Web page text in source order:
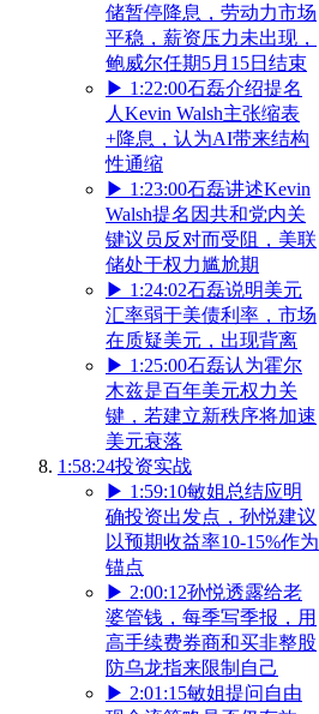
储暂停降息，劳动力市场
平稳，薪资压力未出现，
鲍威尔任期5月15日结束
▶ 1:22:00石磊介绍提名
人Kevin Walsh主张缩表
+降息，认为AI带来结构
性通缩
▶ 1:23:00石磊讲述Kevin
Walsh提名因共和党内关
键议员反对而受阻，美联
储处于权力尴尬期
▶ 1:24:02石磊说明美元
汇率弱于美债利率，市场
在质疑美元，出现背离
▶ 1:25:00石磊认为霍尔
木兹是百年美元权力关
键，若建立新秩序将加速
美元衰落
1:58:24投资实战
▶ 1:59:10敏姐总结应明
确投资出发点，孙悦建议
以预期收益率10-15%作为
锚点
▶ 2:00:12孙悦透露给老
婆管钱，每季写季报，用
高手续费券商和买非整股
防乌龙指来限制自己
▶ 2:01:15敏姐提问自由